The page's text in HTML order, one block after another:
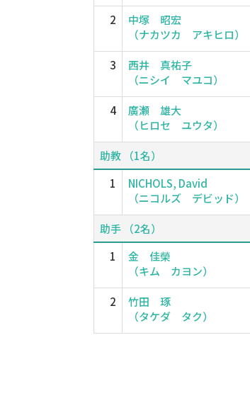
2
中塚 昭宏
（ナカツカ アキヒロ）
3
西井 真祐子
（ニシイ マユコ）
4
廣瀬 雄大
（ヒロセ ユウタ）
助教 （1名）
1
NICHOLS, David
（ニコルズ デビッド）
助手 （2名）
1
金 佳榮
（キム カヨン）
2
竹田 琢
（タケダ タク）